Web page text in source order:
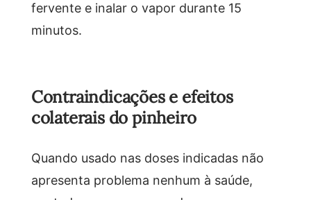
fervente e inalar o vapor durante 15
minutos.
Contraindicações e efeitos
colaterais do pinheiro
Quando usado nas doses indicadas não
apresenta problema nenhum à saúde,